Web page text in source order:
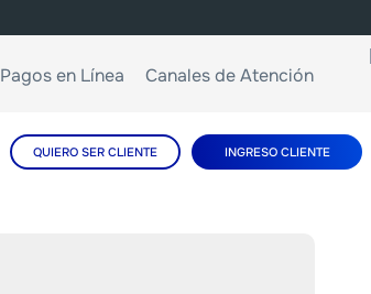
Pagos en Línea Canales de Atención
QUIERO SER CLIENTE INGRESO CLIENTE